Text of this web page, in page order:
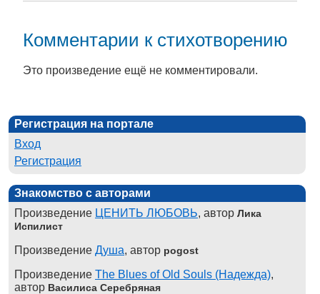
Комментарии к стихотворению
Это произведение ещё не комментировали.
Регистрация на портале
Вход
Регистрация
Знакомство с авторами
Произведение ЦЕНИТЬ ЛЮБОВЬ, автор Лика
Испилист
Произведение Душа, автор pogost
Произведение The Blues of Old Souls (Надежда),
автор Василиса Серебряная